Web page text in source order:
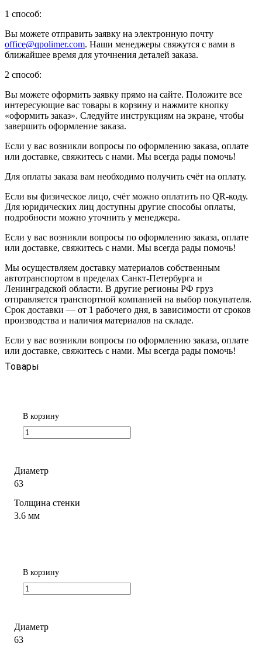
1 способ:
Вы можете отправить заявку на электронную почту
office@qpolimer.com. Наши менеджеры свяжутся с вами в
ближайшее время для уточнения деталей заказа.
2 способ:
Вы можете оформить заявку прямо на сайте. Положите все
интересующие вас товары в корзину и нажмите кнопку
«оформить заказ». Следуйте инструкциям на экране, чтобы
завершить оформление заказа.
Если у вас возникли вопросы по оформлению заказа, оплате
или доставке, свяжитесь с нами. Мы всегда рады помочь!
Для оплаты заказа вам необходимо получить счёт на оплату.
Если вы физическое лицо, счёт можно оплатить по QR-коду.
Для юридических лиц доступны другие способы оплаты,
подробности можно уточнить у менеджера.
Если у вас возникли вопросы по оформлению заказа, оплате
или доставке, свяжитесь с нами. Мы всегда рады помочь!
Мы осуществляем доставку материалов собственным
автотранспортом в пределах Санкт-Петербурга и
Ленинградской области. В другие регионы РФ груз
отправляется транспортной компанией на выбор покупателя.
Срок доставки — от 1 рабочего дня, в зависимости от сроков
производства и наличия материалов на складе.
Если у вас возникли вопросы по оформлению заказа, оплате
или доставке, свяжитесь с нами. Мы всегда рады помочь!
Товары
В корзину
Диаметр
63
Толщина стенки
3.6 мм
В корзину
Диаметр
63